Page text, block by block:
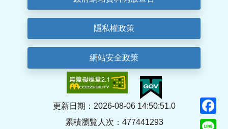
隱私權政策
網站安全政策
更新日期：2026-08-06 14:50:51.0
累積瀏覽人次：477441293